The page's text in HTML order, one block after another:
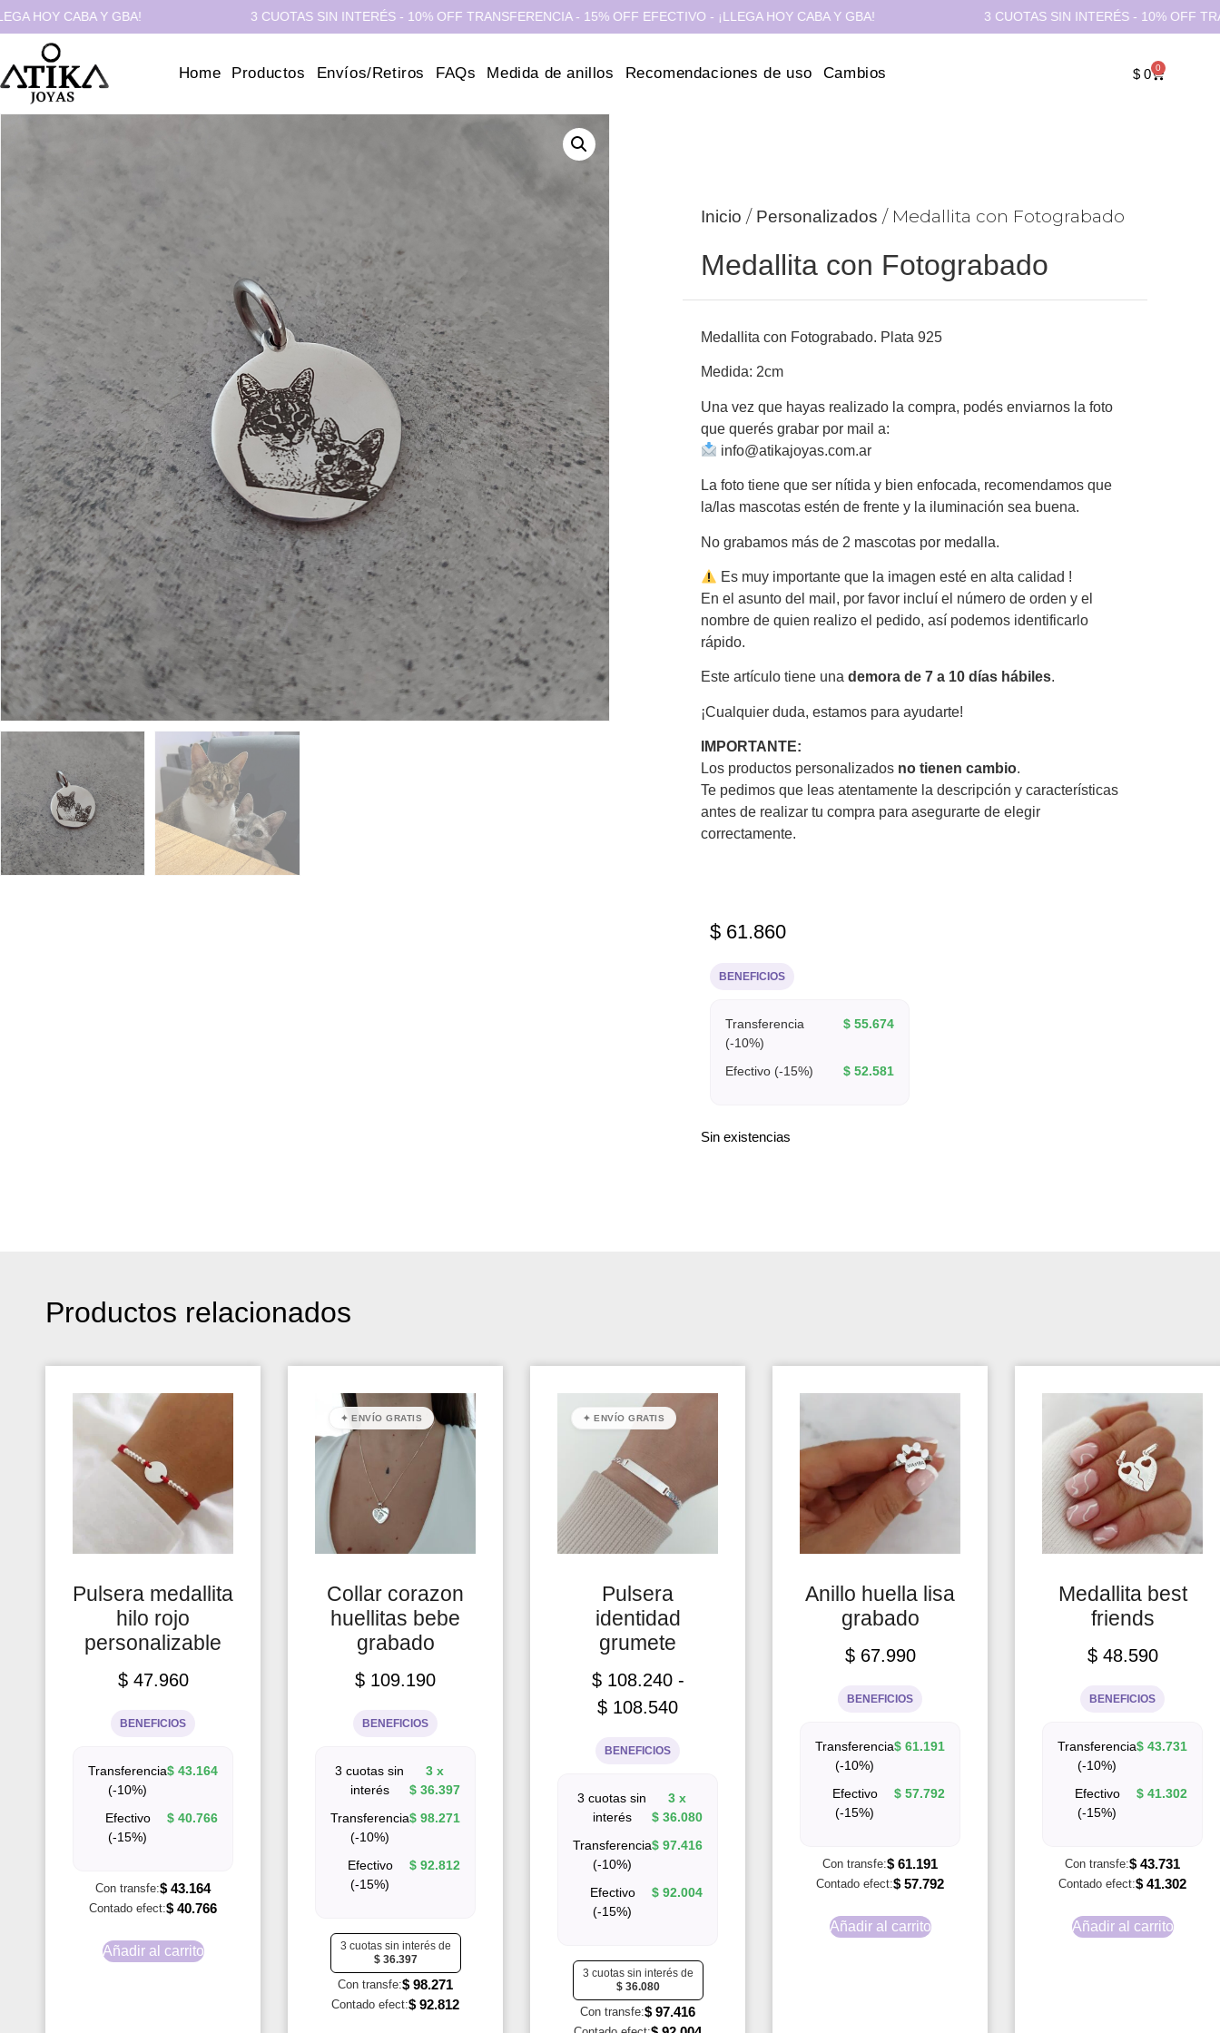
CABA Y GBA! 3 CUOTAS SIN INTERÉS - 10% OFF TRANSFERENCIA - 15% OFF EFECTIVO - ¡LLEGA HOY CABA Y GBA! 3 CUOTAS SIN INTERÉS - 10% OFF
Home Productos Envíos/Retiros FAQs Medida de anillos Recomendaciones de uso Cambios $0 0
Inicio / Personalizados / Medallita con Fotograbado
Medallita con Fotograbado
Medallita con Fotograbado. Plata 925
Medida: 2cm
Una vez que hayas realizado la compra, podés enviarnos la foto
que querés grabar por mail a:
info@atikajoyas.com.ar
La foto tiene que ser nítida y bien enfocada, recomendamos que
la/las mascotas estén de frente y la iluminación sea buena.
No grabamos más de 2 mascotas por medalla.
Es muy importante que la imagen esté en alta calidad !
En el asunto del mail, por favor incluí el número de orden y el
nombre de quien realizo el pedido, así podemos identificarlo
rápido.
Este artículo tiene una demora de 7 a 10 días hábiles.
¡Cualquier duda, estamos para ayudarte!
IMPORTANTE:
Los productos personalizados no tienen cambio.
Te pedimos que leas atentamente la descripción y características
antes de realizar tu compra para asegurarte de elegir
correctamente.
$61.860
BENEFICIOS
Transferencia
(-10%)
$55.674
Efectivo (-15%) $52.581
Sin existencias
Productos relacionados
Pulsera medallita
hilo rojo
personalizable
$47.960
BENEFICIOS
Transferencia
(-10%)
$ 43.164
Efectivo
(-15%)
$ 40.766
Con transfe:$ 43.164
Contado efect:$ 40.766
Añadir al carrito
✦ ENVÍO GRATIS
Collar corazon
huellitas bebe
grabado
$ 109.190
BENEFICIOS
3 cuotas sin
interés
3 x
$36.397
Transferencia
(-10%)
$ 98.271
Efectivo
(-15%)
$ 92.812
3 cuotas sin interés de
$36.397
Con transfe:$ 98.271
Contado efect:$ 92.812
✦ ENVÍO GRATIS
Pulsera
identidad
grumete
$108.240 -
$ 108.540
BENEFICIOS
3 cuotas sin
interés
3 x
$36.080
Transferencia
(-10%)
$ 97.416
Efectivo
(-15%)
$ 92.004
3 cuotas sin interés de
$36.080
Con transfe:$ 97.416
Anillo huella lisa
grabado
$67.990
BENEFICIOS
Transferencia
(-10%)
$ 61.191
Efectivo
(-15%)
$ 57.792
Con transfe:$ 61.191
Contado efect:$ 57.792
Añadir al carrito
Medallita best
friends
$48.590
BENEFICIOS
Transferencia
(-10%)
$ 43.731
Efectivo
(-15%)
$ 41.302
Con transfe:$ 43.731
Contado efect:$ 41.302
Añadir al carrito